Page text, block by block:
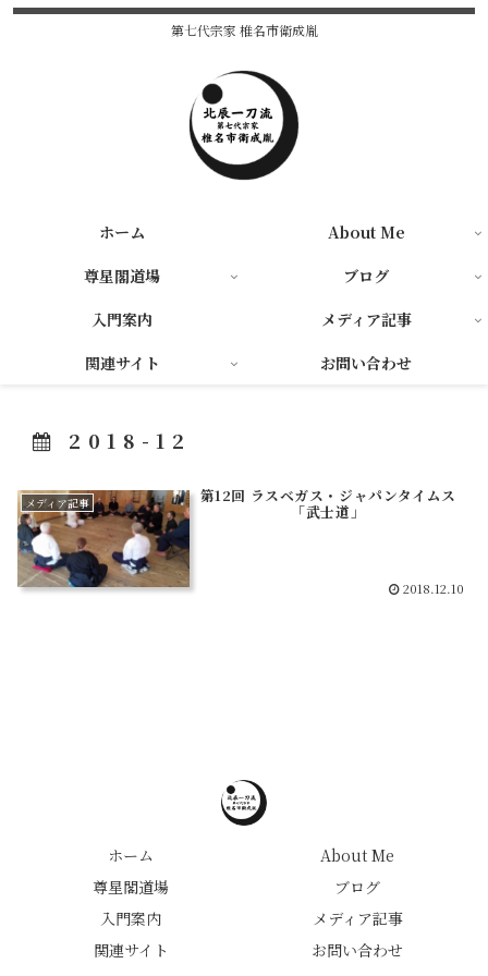
第七代宗家 椎名市衛成胤
ホーム
About Me
尊星閣道場
ブログ
入門案内
メディア記事
関連サイト
お問い合わせ
2018-12
メディア記事 第12回 ラスベガス・ジャパンタイムス
「武士道」
2018.12.10
ホーム
About Me
尊星閣道場
ブログ
入門案内
メディア記事
関連サイト
お問い合わせ